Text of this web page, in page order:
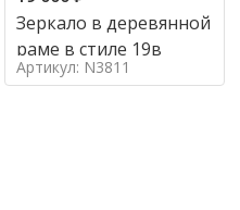
Зеркало в деревянной
раме в стиле 19в
Артикул: N3811